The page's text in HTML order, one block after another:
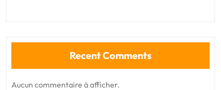
Recent Comments
Aucun commentaire à afficher.